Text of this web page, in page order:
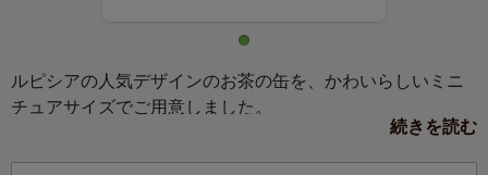
ルピシアの人気デザインのお茶の缶を、かわいらしいミニ
チュアサイズでご用意しました。
マグネットか缶バッジ、お好きな仕様を選んでお使いいた
だけます。
続きを読む